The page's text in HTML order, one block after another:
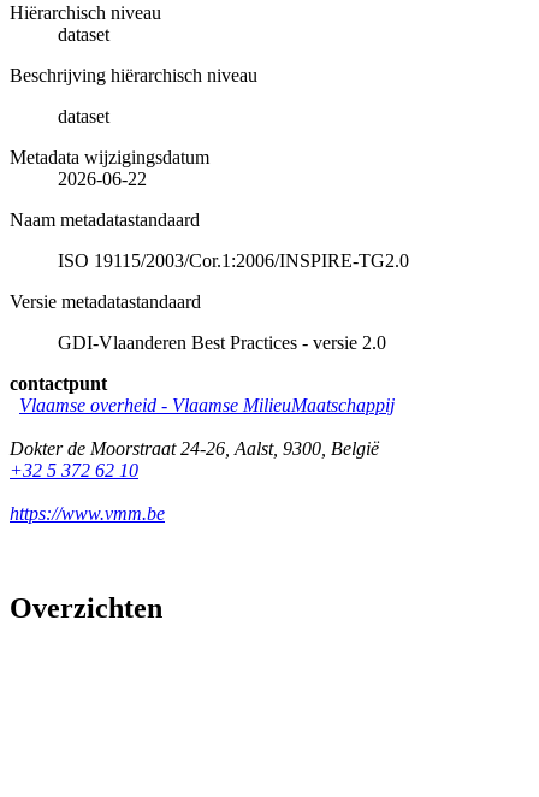
Hiërarchisch niveau
dataset
Beschrijving hiërarchisch niveau
dataset
Metadata wijzigingsdatum
2026-06-22
Naam metadatastandaard
ISO 19115/2003/Cor.1:2006/INSPIRE-TG2.0
Versie metadatastandaard
GDI-Vlaanderen Best Practices - versie 2.0
contactpunt
Vlaamse overheid - Vlaamse MilieuMaatschappij
Dokter de Moorstraat 24-26 Aalst, 9300 België
+32 5 372 62 10
https://www.vmm.be
Overzichten